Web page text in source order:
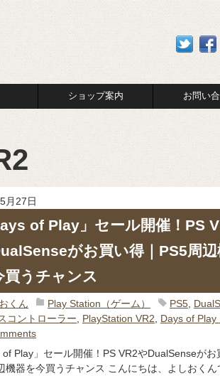
ショップ案内 お問い
月27日
of Play」セール開催！PS
がお買い得｜PS5周辺
買うチャンス
くん Play Station（ゲーム） PS5,
コントローラー
PlayStation VR2
Days of Play
of Play」セール開催！PS VR2やDualSenseがお
機器を今買うチャンス こんにちは、よしおくん